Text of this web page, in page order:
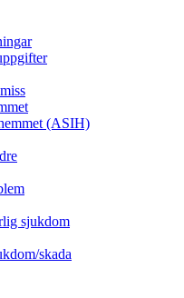
(ASIH)
sjukdom
skada